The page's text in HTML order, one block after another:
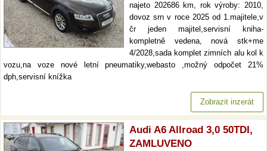
najeto 202686 km, rok výroby: 2010,
dovoz srn v roce 2025 od 1.majitele,v
čr jeden majitel,servisní kniha-
kompletně vedena, nová stk+me
4/2028,sada komplet zimních alu kol k
vozu,na voze nové letní pneumatiky,webasto ,možný odpočet 21%
dph,servisní knížka
Zobrazit inzerát
Audi A6 Allroad 3,0 50TDI,
ZAMLUVENO